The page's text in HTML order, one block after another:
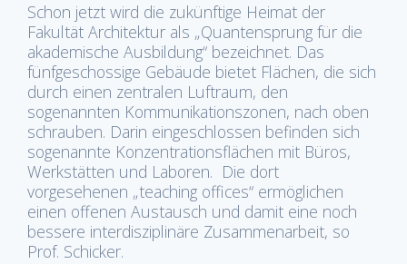
Schon jetzt wird die zukünftige Heimat der
Fakultät Architektur als „Quantensprung für die
akademische Ausbildung“ bezeichnet. Das
fünfgeschossige Gebäude bietet Flächen, die sich
durch einen zentralen Luftraum, den
sogenannten Kommunikationszonen, nach oben
schrauben. Darin eingeschlossen befinden sich
sogenannte Konzentrationsflächen mit Büros,
Werkstätten und Laboren. Die dort
vorgesehenen „teaching offices“ ermöglichen
einen offenen Austausch und damit eine noch
bessere interdisziplinäre Zusammenarbeit, so
Prof. Schicker.